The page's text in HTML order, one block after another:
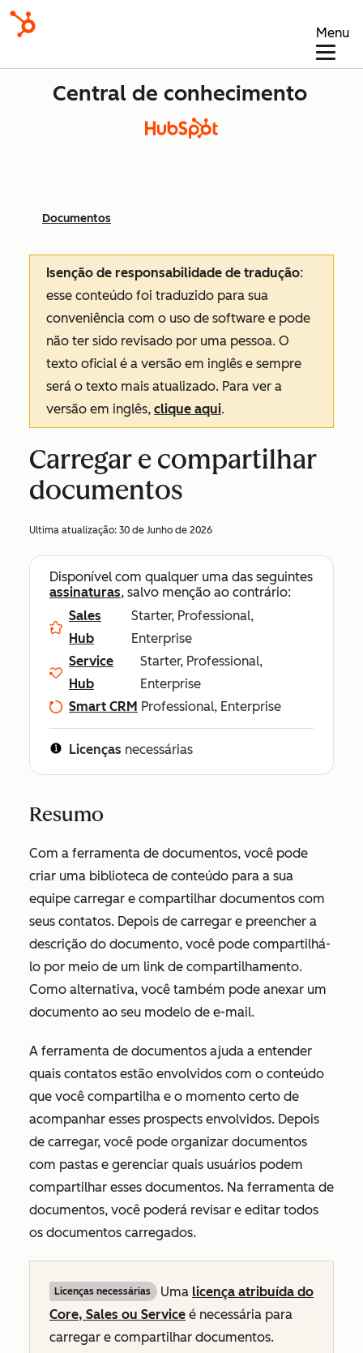
Menu
Central de conhecimento
Documentos
Isenção de responsabilidade de tradução:
esse conteúdo foi traduzido para sua
conveniência com o uso de software e pode
não ter sido revisado por uma pessoa. O
texto oficial é a versão em inglês e sempre
será o texto mais atualizado. Para ver a
versão em inglês, clique aqui.
Carregar e compartilhar
documentos
Ultima atualização: 30 de Junho de 2026
Disponível com qualquer uma das seguintes
assinaturas, salvo menção ao contrário:
Sales
Hub
Starter, Professional,
Enterprise
Service
Hub
Starter, Professional,
Enterprise
Smart CRM Professional, Enterprise
Licenças necessárias
Resumo
Com a ferramenta de documentos, você pode
criar uma biblioteca de conteúdo para a sua
equipe carregar e compartilhar documentos com
seus contatos. Depois de carregar e preencher a
descrição do documento, você pode compartilhá-
lo por meio de um link de compartilhamento.
Como alternativa, você também pode anexar um
documento ao seu modelo de e-mail.
A ferramenta de documentos ajuda a entender
quais contatos estão envolvidos com o conteúdo
que você compartilha e o momento certo de
acompanhar esses prospects envolvidos. Depois
de carregar, você pode organizar documentos
com pastas e gerenciar quais usuários podem
compartilhar esses documentos. Na ferramenta de
documentos, você poderá revisar e editar todos
os documentos carregados.
Licenças necessárias Uma licença atribuída do
Core, Sales ou Service é necessária para
carregar e compartilhar documentos.